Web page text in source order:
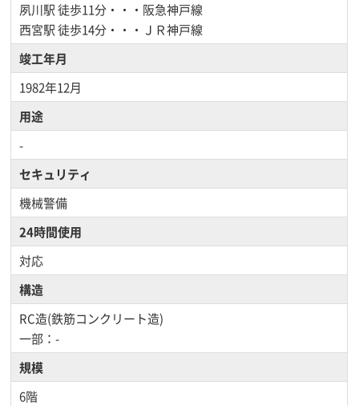
夙川駅徒歩11分・・・阪急神戸線
西宮駅徒歩14分・・・ＪＲ神戸線
竣工年月
1982年12月
用途
-
セキュリティ
機械警備
24時間使用
対応
構造
RC造(鉄筋コンクリート造)
一部：-
規模
6階